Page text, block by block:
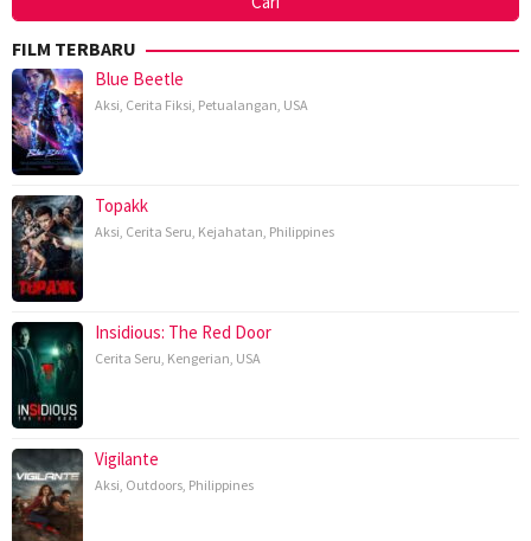
FILM TERBARU
Blue Beetle
Aksi, Cerita Fiksi, Petualangan, USA
Topakk
Aksi, Cerita Seru, Kejahatan, Philippines
Insidious: The Red Door
Cerita Seru, Kengerian, USA
Vigilante
Aksi, Outdoors, Philippines